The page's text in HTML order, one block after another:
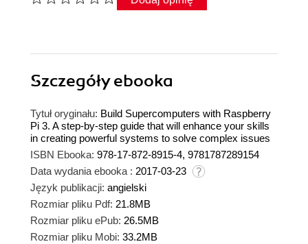
Szczegółyebooka
Tytuł oryginału: Build Supercomputers with Raspberry
Pi 3. A step-by-step guide that will enhance your skills
in creating powerful systems to solve complex issues
ISBN Ebooka: 978-17-872-8915-4, 9781787289154
Data wydania ebooka : 2017-03-23
Język publikacji: angielski
Rozmiar pliku Pdf: 21.8MB
Rozmiar pliku ePub: 26.5MB
Rozmiar pliku Mobi: 33.2MB